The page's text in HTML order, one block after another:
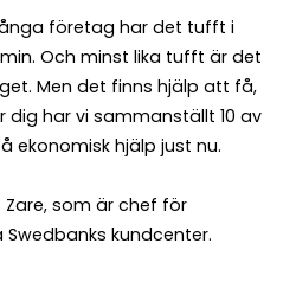
företag har det tufft i
Och minst lika tufft är det
Men det finns hjälp att få,
har vi sammanställt 10 av
ekonomisk hjälp just nu.
Zare, som är chef för
kundcenter.